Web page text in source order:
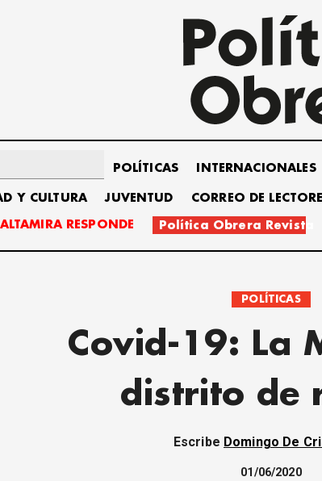
POLÍTICAS INTERNACIONALES
Y CULTURA JUVENTUD CORREO DE
ALTAMIRA RESPONDE Política Obrera Revista
POLÍTICAS
Covid-19: La
distrito de
Escribe Domingo De
01/06/2020